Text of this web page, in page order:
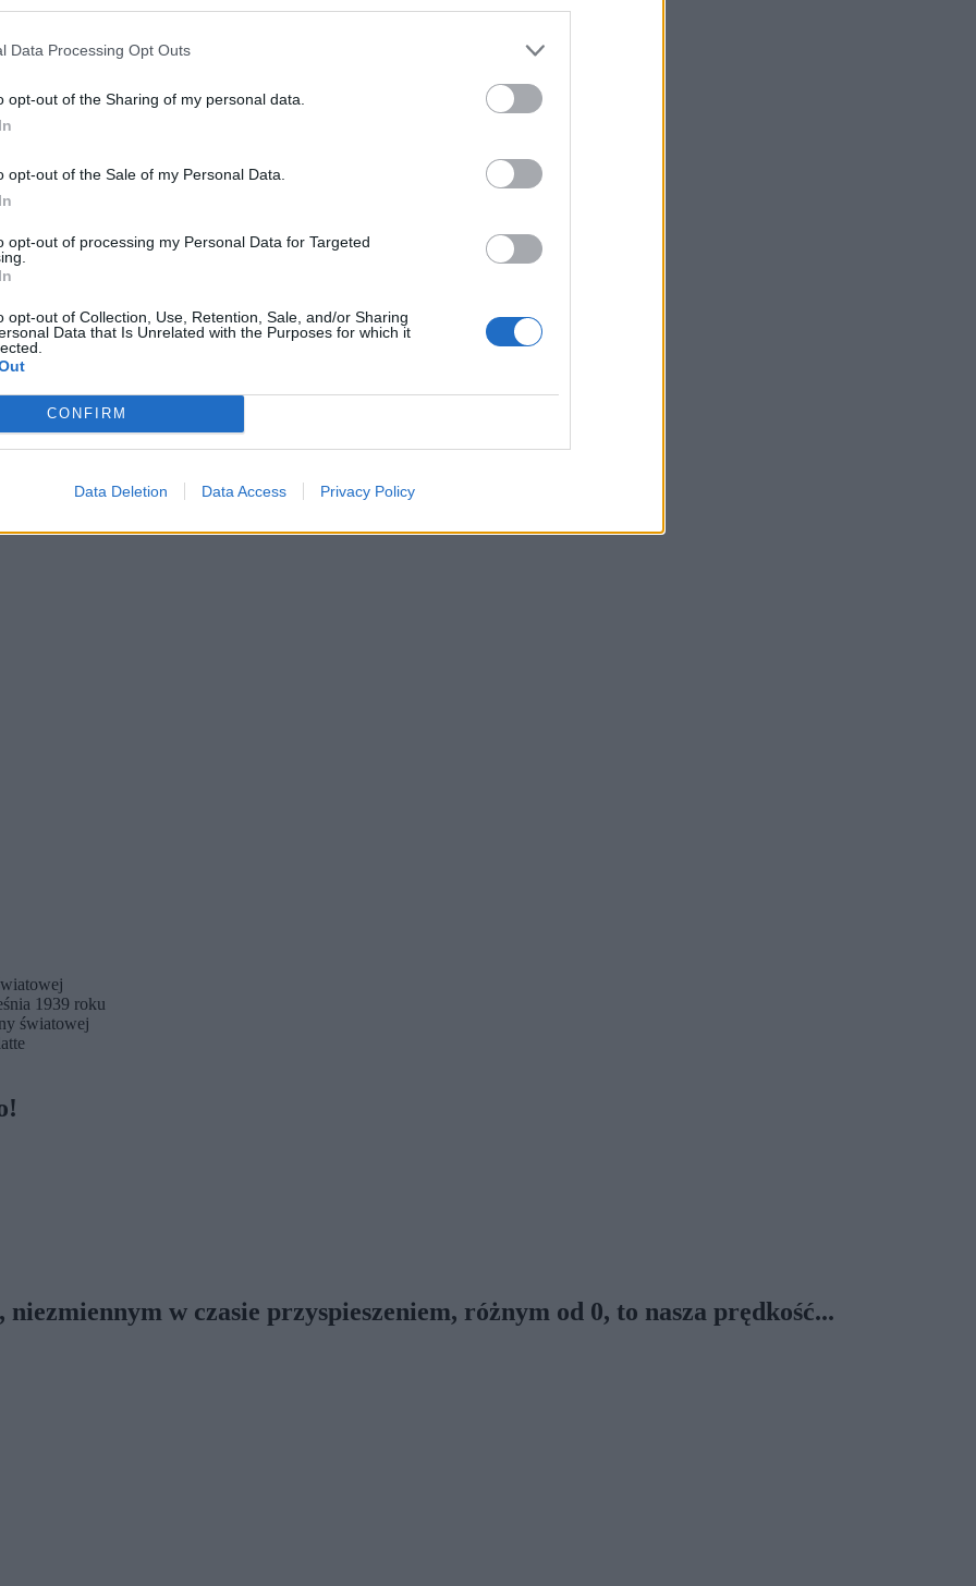
Data Processing Opt Outs
opt-out of the Sharing of my personal data.
opt-out of the Sale of my Personal Data.
opt-out of processing my Personal Data for Targeted
opt-out of Collection, Use, Retention, Sale, and/or Sharing
Data that Is Unrelated with the Purposes for which it
CONFIRM
Data Deletion Data Access Privacy Policy
1939 roku
światowej
niezmiennym w czasie przyspieszeniem, różnym od 0, to nasza prędkość...